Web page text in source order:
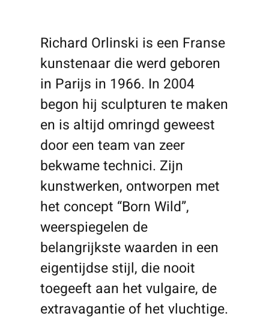
Richard Orlinski is een Franse
kunstenaar die werd geboren
in Parijs in 1966. In 2004
begon hij sculpturen te maken
en is altijd omringd geweest
door een team van zeer
bekwame technici. Zijn
kunstwerken, ontworpen met
het concept “Born Wild”,
weerspiegelen de
belangrijkste waarden in een
eigentijdse stijl, die nooit
toegeeft aan het vulgaire, de
extravagantie of het vluchtige.